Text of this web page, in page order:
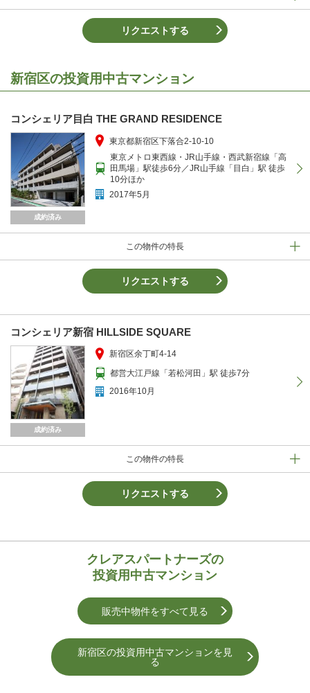
リクエストする
新宿区の投資用中古マンション
コンシェリア目白 THE GRAND RESIDENCE
成約済み
この物件の特長
東京都新宿区下落合2-10-10
東京メトロ東西線・JR山手線・西武新宿線「高
田馬場」駅徒歩6分／JR山手線「目白」駅 徒歩
10分ほか
2017年5月
リクエストする
コンシェリア新宿 HILLSIDE SQUARE
成約済み
この物件の特長
新宿区余丁町4-14
都営大江戸線「若松河田」駅 徒歩7分
2016年10月
リクエストする
クレアスパートナーズの
投資用中古マンション
販売中物件をすべて見る
新宿区の投資用中古マンションを⾒
る